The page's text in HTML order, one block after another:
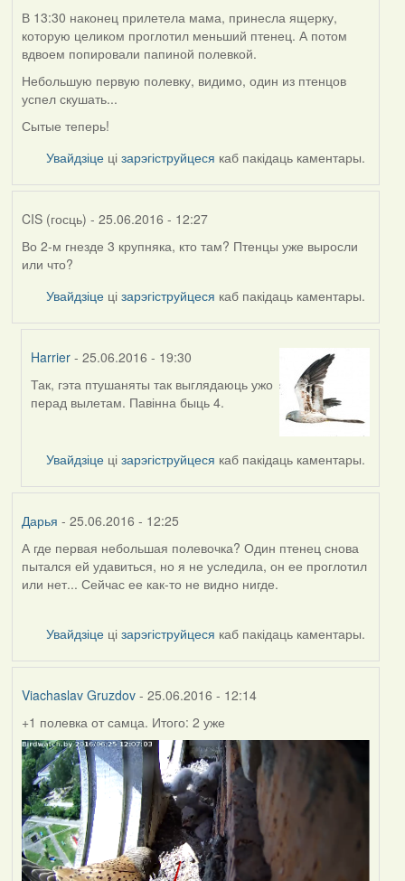
В 13:30 наконец прилетела мама, принесла ящерку,
которую целиком проглотил меньший птенец. А потом
вдвоем попировали папиной полевкой.
Небольшую первую полевку, видимо, один из птенцов
успел скушать...
Сытые теперь!
Увайдзіце цізарэгіструйцеся каб пакідаць каментары.
CIS (госць) - 25.06.2016 - 12:27
Во 2-м гнезде 3 крупняка, кто там? Птенцы уже выросли
или что?
Увайдзіце цізарэгіструйцеся каб пакідаць каментары.
Harrier - 25.06.2016 - 19:30
In
reply
CIS
(госць)
Так, гэта птушаняты так выглядаюць ужо
перад вылетам. Павінна быць 4.
Увайдзіце цізарэгіструйцеся каб пакідаць каментары.
Дарья - 25.06.2016 - 12:25
А где первая небольшая полевочка? Один птенец снова
пытался ей удавиться, но я не уследила, он ее проглотил
или нет... Сейчас ее как-то не видно нигде.
Увайдзіце цізарэгіструйцеся каб пакідаць каментары.
Viachaslav Gruzdov- 25.06.2016 - 12:14
+1 полевка от самца. Итого: 2 уже